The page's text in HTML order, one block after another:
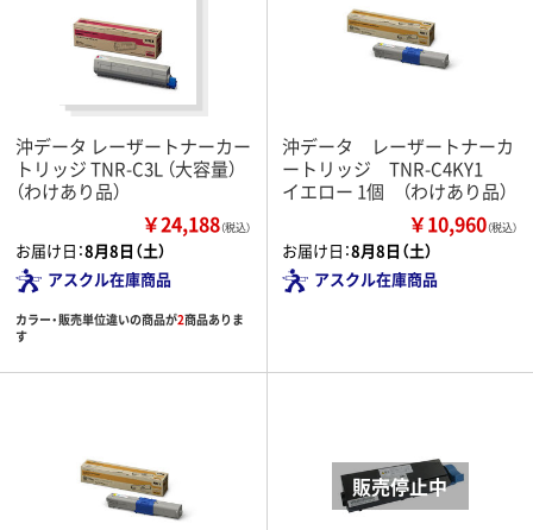
沖データ レーザートナーカー
トリッジ TNR-C3L （大容量）
（わけあり品）
￥24,188（税込）
お届け日：8月8日（土）
アスクル在庫商品
カラー・販売単位違いの商品が2商品ありま
す
沖データ レーザートナーカ
ートリッジ TNR-C4KY1
イエロー 1個 （わけあり品）
￥10,960（税込）
お届け日：8月8日（土）
アスクル在庫商品